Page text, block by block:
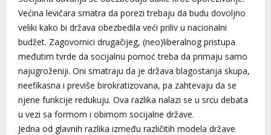
Većina levičara smatra da porezi trebaju da budu dovoljno
veliki kako bi država obezbedila veći priliv u nacionalni
budžet. Zagovornici drugačijeg, (neo)liberalnog pristupa
međutim tvrde da socijalnu pomoć treba da primaju samo
najugroženiji. Oni smatraju da je država blagostanja skupa,
neefikasna i previše birokratizovana, pa zahtevaju da se
njene funkcije redukuju. Ova razlika nalazi se u srcu debata
u vezi sa formom i obimom socijalne države.
Jedna od glavnih razlika između različitih modela države